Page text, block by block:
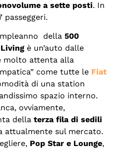
a sette posti. In
della 500
è un’auto dalle
molto attenta alla
come tutte le Fiat
di una station
spazio interno.
ovviamente,
della terza fila di sedili
attualmente sul mercato.
Pop Star e Lounge,